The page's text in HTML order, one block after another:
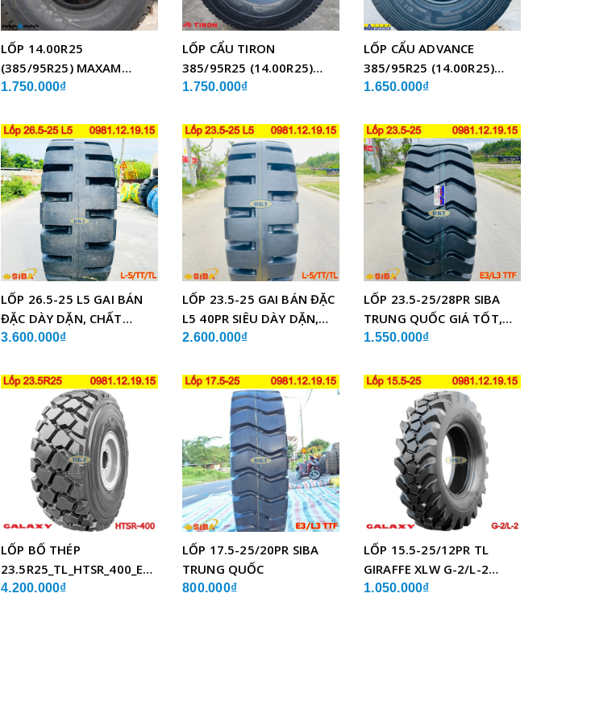
LỐP 14.00R25
(385/95R25) MAXAM
MSVO1 BỐ THÉP LẮP XE
1.750.000₫
LỐP CẨU TIRON
385/95R25 (14.00R25)
TCH21 BỐ THÉP
1.750.000₫
LỐP CẨU ADVANCE
385/95R25 (14.00R25)
GLB05 BỐ THÉP
1.650.000₫
LỐP 26.5-25 L5 GAI BÁN
ĐẶC DÀY DẶN, CHẤT
LƯỢNG
3.600.000₫
LỐP 23.5-25 GAI BÁN ĐẶC
L5 40PR SIÊU DÀY DẶN,
CHẤT LƯỢNG
2.600.000₫
LỐP 23.5-25/28PR SIBA
TRUNG QUỐC GIÁ TỐT,
SIÊU BỀN
1.550.000₫
LỐP BỐ THÉP
23.5R25_TL_HTSR_400_E4/L4_GALAXY
ẤN ĐỘ
4.200.000₫
LỐP 17.5-25/20PR SIBA
TRUNG QUỐC
800.000₫
LỐP 15.5-25/12PR TL
GIRAFFE XLW G-2/L-2
GALAXY ẤN ĐỘ
1.050.000₫